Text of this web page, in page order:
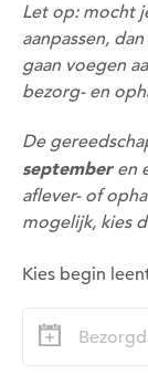
Let op: mocht
aanpassen,
gaan voegen
bezorg- en
De
septemberen
aflever- of
mogelijk, kies
Kies begin
Om deze
Wil je nu
Om